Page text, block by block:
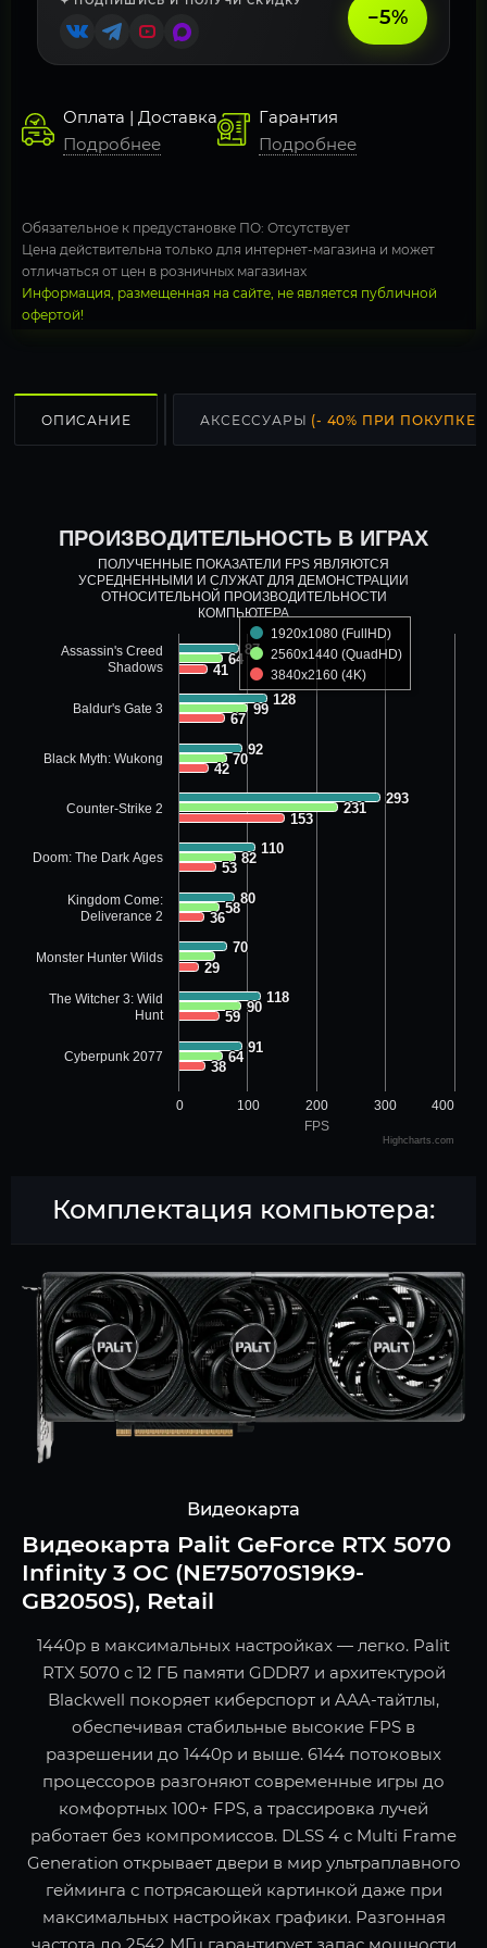
−5%
Оплата | Доставка
Подробнее
Гарантия
Подробнее
Обязательное к предустановке ПО: Отсутствует
Цена действительна только для интернет-магазина и может
отличаться от цен в розничных магазинах
Информация, размещенная на сайте, не является публичной
офертой!
ОПИСАНИЕ АКСЕССУАРЫ (- 40% ПРИ ПОКУПКЕ
FPS
ПРОИЗВОДИТЕЛЬНОСТЬ В ИГРАХ
ПОЛУЧЕННЫЕ ПОКАЗАТЕЛИ FPS ЯВЛЯЮТСЯ
УСРЕДНЕННЫМИ И СЛУЖАТ ДЛЯ ДЕМОНСТРАЦИИ
ОТНОСИТЕЛЬНОЙ ПРОИЗВОДИТЕЛЬНОСТИ
КОМПЬЮТЕРА
87
87
128
128
92
92
293
293
110
110
80
80
70
70
118
118
91
91
64
64
99
99
70
70
231
231
82
82
58
58
90
90
64
64
41
41
67
67
42
42
153
153
53
53
36
36
29
29
59
59
38
38
1920x1080 (FullHD)
2560x1440 (QuadHD)
3840x2160 (4K)
0 100 200 300 400
Assassin's Creed
Shadows
Baldur's Gate 3
Black Myth: Wukong
Counter-Strike 2
Doom: The Dark Ages
Kingdom Come:
Deliverance 2
Monster Hunter Wilds
The Witcher 3: Wild
Hunt
Cyberpunk 2077
Highcharts.com
Комплектация компьютера:
Видеокарта
Видеокарта Palit GeForce RTX 5070
Infinity 3 OC (NE75070S19K9-
GB2050S), Retail
1440p в максимальных настройках — легко. Palit
RTX 5070 с 12 ГБ памяти GDDR7 и архитектурой
Blackwell покоряет киберспорт и AAA-тайтлы,
обеспечивая стабильные высокие FPS в
разрешении до 1440p и выше. 6144 потоковых
процессоров разгоняют современные игры до
комфортных 100+ FPS, а трассировка лучей
работает без компромиссов. DLSS 4 с Multi Frame
Generation открывает двери в мир ультраплавного
гейминга с потрясающей картинкой даже при
максимальных настройках графики. Разгонная
частота до 2542 МГц гарантирует запас мощности